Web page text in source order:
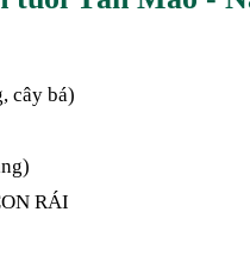
cây bá)
RÁI